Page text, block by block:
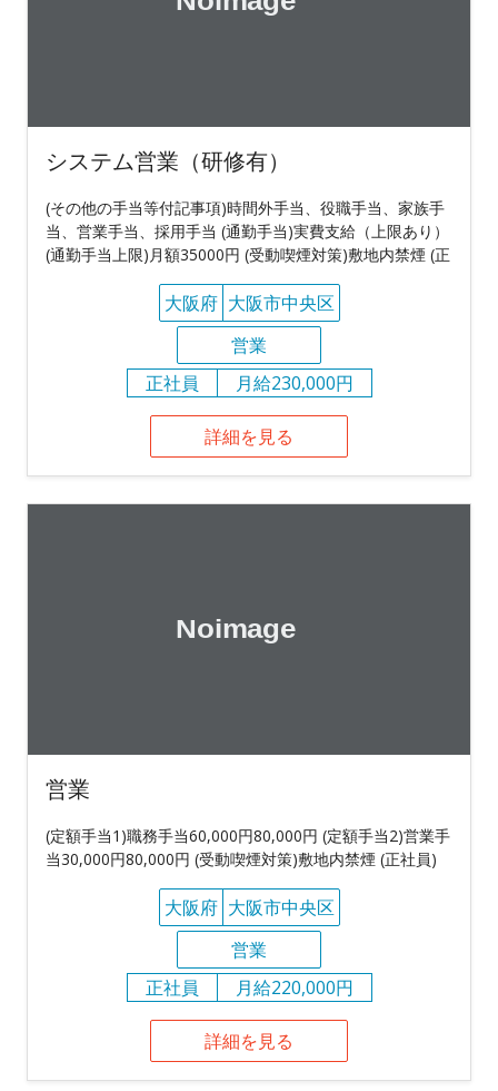
システム営業（研修有）
(その他の手当等付記事項)時間外手当、役職手当、家族手
当、営業手当、採用手当 (通勤手当)実費支給（上限あり）
(通勤手当上限)月額35000円 (受動喫煙対策)敷地内禁煙 (正
大阪府 大阪市中央区
営業
正社員
月給230,000円
詳細を見る
営業
(定額手当1)職務手当60,000円80,000円 (定額手当2)営業手
当30,000円80,000円 (受動喫煙対策)敷地内禁煙 (正社員)
大阪府 大阪市中央区
営業
正社員
月給220,000円
詳細を見る